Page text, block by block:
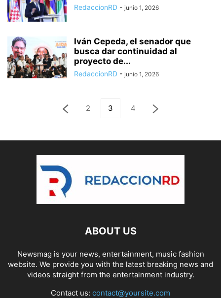
RedaccionRD - junio 1, 2026
Iván Cepeda, el senador que
busca dar continuidad al
proyecto de...
RedaccionRD - junio 1, 2026
2 3 4
ABOUT US
Newsmag is your news, entertainment, music fashion
website. We provide you with the latest breaking news and
videos straight from the entertainment industry.
Contact us: contact@yoursite.com